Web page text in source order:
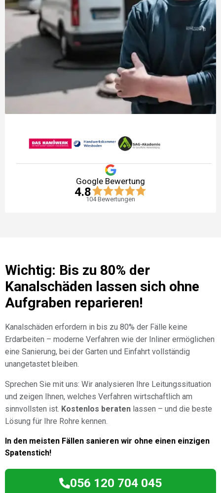
Google Bewertung
4.8
104Bewertungen
Wichtig: Bis zu 80% der
Kanalschäden lassen sich ohne
Aufgraben reparieren!
Kanalschäden erfordern in bis zu 80% der Fälle keine
Erdarbeiten – moderne Verfahren wie der Inliner ermöglichen
eine Sanierung, bei der Garten und Einfahrt vollständig
unangetastet bleiben.
Sprechen Sie mit uns: Wir analysieren Ihre Leitungssituation
und zeigen Ihnen, welches Verfahren wirtschaftlich am
sinnvollsten ist. Kostenlos beraten lassen – und die beste
Lösung für Ihre Rohre kennen.
In den meisten Fällen sanieren wir ohne einen einzigen
Spatenstich!
056 120 704 045